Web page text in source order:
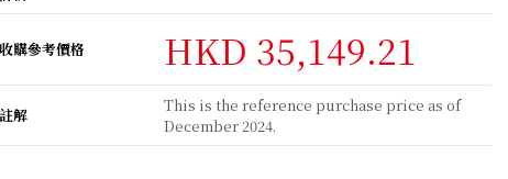
收購參考價格 HKD 35,149.21
註解
This is the reference purchase price as of
December 2024.